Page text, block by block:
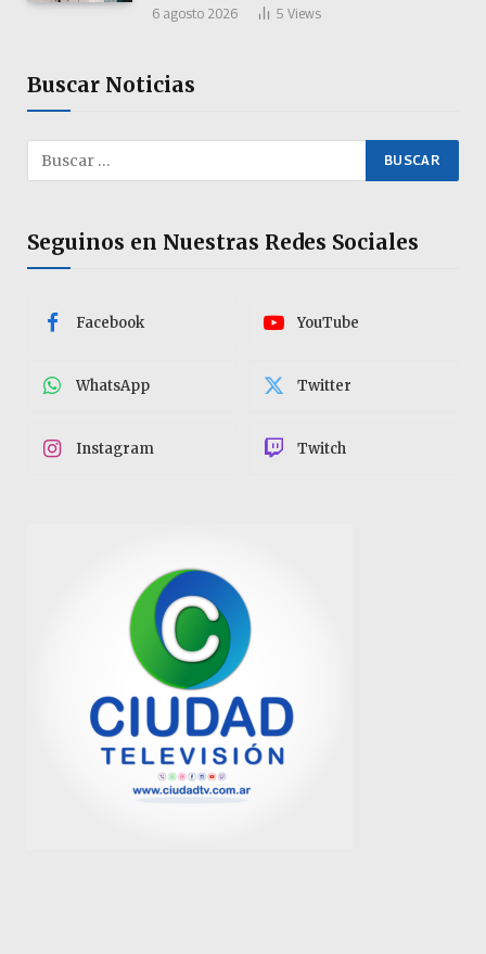
6 agosto 2026 5 Views
Buscar Noticias
Seguinos en Nuestras Redes Sociales
Facebook YouTube
WhatsApp Twitter
Instagram Twitch